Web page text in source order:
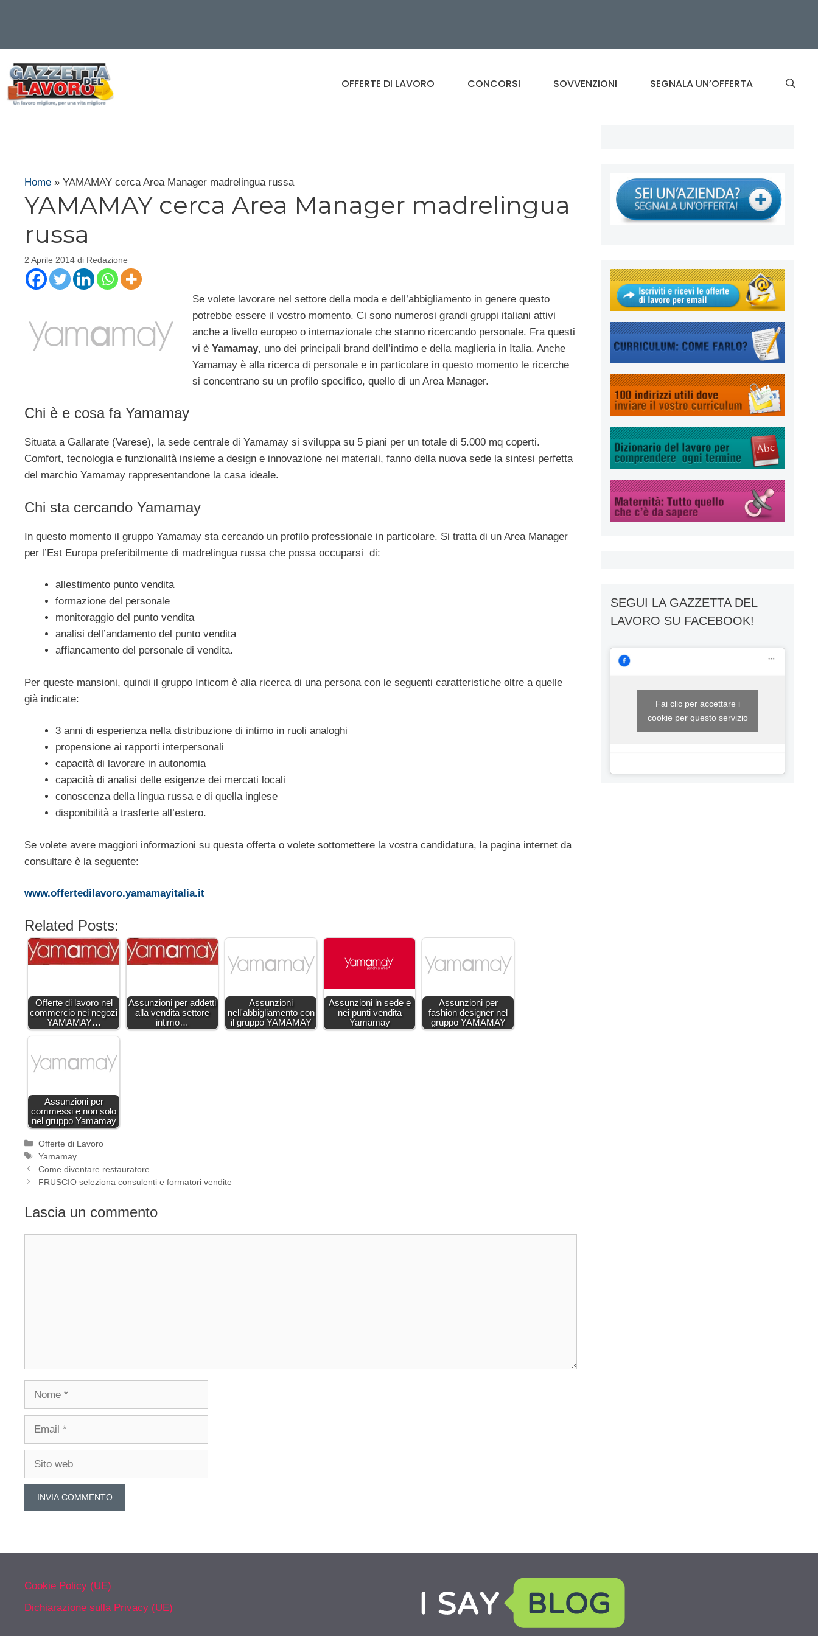
contenuto
OFFERTE DI LAVORO CONCORSI SOVVENZIONI SEGNALA UN’OFFERTA
Home » YAMAMAY cerca Area Manager madrelingua russa
YAMAMAY cerca Area Manager madrelingua
russa
2 Aprile 2014 di Redazione
Se volete lavorare nel settore della moda e dell’abbigliamento in genere questo
potrebbe essere il vostro momento. Ci sono numerosi grandi gruppi italiani attivi
anche a livello europeo o internazionale che stanno ricercando personale. Fra questi
vi è Yamamay, uno dei principali brand dell’intimo e della maglieria in Italia. Anche
Yamamay è alla ricerca di personale e in particolare in questo momento le ricerche
si concentrano su un profilo specifico, quello di un Area Manager.
Chi è e cosa fa Yamamay
Situata a Gallarate (Varese), la sede centrale di Yamamay si sviluppa su 5 piani per un totale di 5.000 mq coperti.
Comfort, tecnologia e funzionalità insieme a design e innovazione nei materiali, fanno della nuova sede la sintesi perfetta
del marchio Yamamay rappresentandone la casa ideale.
Chi sta cercando Yamamay
In questo momento il gruppo Yamamay sta cercando un profilo professionale in particolare. Si tratta di un Area Manager
per l’Est Europa preferibilmente di madrelingua russa che possa occuparsi di:
allestimento punto vendita
formazione del personale
monitoraggio del punto vendita
analisi dell’andamento del punto vendita
affiancamento del personale di vendita.
Per queste mansioni, quindi il gruppo Inticom è alla ricerca di una persona con le seguenti caratteristiche oltre a quelle
già indicate:
3 anni di esperienza nella distribuzione di intimo in ruoli analoghi
propensione ai rapporti interpersonali
capacità di lavorare in autonomia
capacità di analisi delle esigenze dei mercati locali
conoscenza della lingua russa e di quella inglese
disponibilità a trasferte all’estero.
Se volete avere maggiori informazioni su questa offerta o volete sottomettere la vostra candidatura, la pagina internet da
consultare è la seguente:
www.offertedilavoro.yamamayitalia.it
Related Posts:
Offerte di lavoro nel
commercio nei negozi
YAMAMAY…
Assunzioni per addetti
alla vendita settore
intimo…
Assunzioni
nell'abbigliamento con
il gruppo YAMAMAY
Assunzioni in sede e
nei punti vendita
Yamamay
Assunzioni per
fashion designer nel
gruppo YAMAMAY
Assunzioni per
commessi e non solo
nel gruppo Yamamay
Categorie
Offerte di Lavoro
Tag
Yamamay
Come diventare restauratore
FRUSCIO seleziona consulenti e formatori vendite
Lascia un commento
Nome
Email
Sito
SEGUI LA GAZZETTA DEL
LAVORO SU FACEBOOK!
Fai clic per accettare i
cookie per questo servizio
Cookie Policy (UE)
Dichiarazione sulla Privacy (UE)